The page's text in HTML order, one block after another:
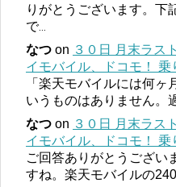
りがとうございます。下
で...
なつ on ３０日 月末ラス
イモバイル、ドコモ！ 乗
「楽天モバイルには何
いうものはありません。
なつ on ３０日 月末ラス
イモバイル、ドコモ！ 乗
ご回答ありがとうござい
すね。楽天モバイルの